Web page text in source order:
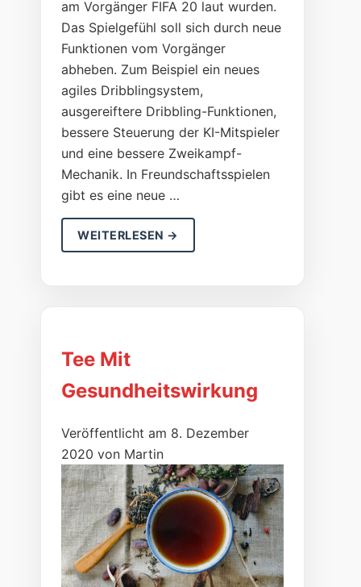
am Vorgänger FIFA 20 laut wurden.
Das Spielgefühl soll sich durch neue
Funktionen vom Vorgänger
abheben. Zum Beispiel ein neues
agiles Dribblingsystem,
ausgereiftere Dribbling-Funktionen,
bessere Steuerung der KI-Mitspieler
und eine bessere Zweikampf-
Mechanik. In Freundschaftsspielen
gibt es eine neue …
WEITERLESEN →
Tee Mit
Gesundheitswirkung
Veröffentlicht am 8. Dezember
2020 von Martin